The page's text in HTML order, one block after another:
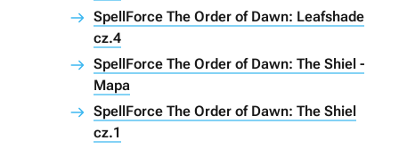
SpellForce The Order of Dawn: Leafshade
cz.4
SpellForce The Order of Dawn: The Shiel -
Mapa
SpellForce The Order of Dawn: The Shiel
cz.1